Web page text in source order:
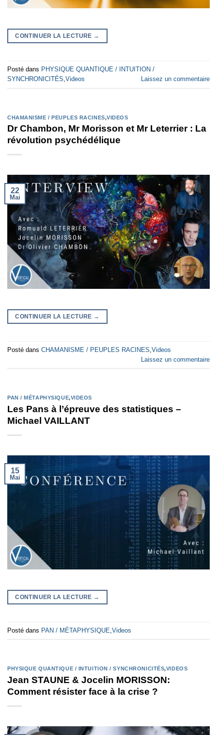
CONTINUER LA LECTURE →
Posté dans PHYSIQUE QUANTIQUE / INTUITION /
SYNCHRONICITÉS Videos Laissez un commentaire
CHAMANISME / PEUPLES RACINES,VIDEOS
Dr Chambon, Mr Morisson et Mr Leterrier : La
révolution psychédélique
22
Mai
CONTINUER LA LECTURE →
Posté dans CHAMANISME / PEUPLES RACINES Videos
Laissez un commentaire
PAN / MÉTAPHYSIQUE,VIDEOS
Les Pans à l’épreuve des statistiques –
Michael VAILLANT
15
Mai
CONTINUER LA LECTURE →
Posté dans PAN / MÉTAPHYSIQUE Videos
PHYSIQUE QUANTIQUE / INTUITION / SYNCHRONICITÉS,VIDEOS
Jean STAUNE & Jocelin MORISSON:
Comment résister face à la crise ?